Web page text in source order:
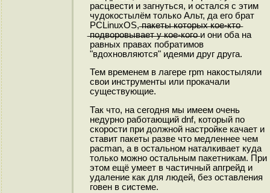
расцвести и загнуться, и остался с этим
чудокостылём только Альт, да его брат
PCLinuxOS, ̶п̶а̶к̶е̶т̶ы̶ ̶к̶о̶т̶о̶р̶ы̶х̶ ̶к̶о̶е̶-̶к̶т̶о̶
̶п̶о̶д̶в̶о̶р̶о̶в̶ы̶в̶а̶е̶т̶ ̶у̶ ̶к̶о̶е̶-̶к̶о̶г̶о̶ и они оба на
равных правах побратимов
"вдохновляются" идеями друг друга.
Тем временем в лагере rpm накостыляли
свои инструменты или прокачали
существующие.
Так что, на сегодня мы имеем очень
недурно работающий dnf, который по
скорости при должной настройке качает и
ставит пакеты разве что медленнее чем
pacman, а в остальном наталкивает куда
только можно остальным пакетникам. При
этом ещё умеет в частичный апгрейд и
удаление как для людей, без оставления
говен в системе.